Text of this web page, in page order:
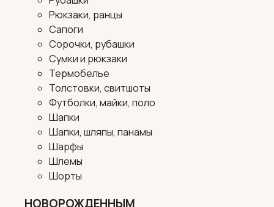
Рюкзаки, ранцы
Сапоги
Сорочки, рубашки
Сумки и рюкзаки
Термобелье
Толстовки, свитшоты
Футболки, майки, поло
Шапки
Шапки, шляпы, панамы
Шарфы
Шлемы
Шорты
НОВОРОЖДЕННЫМ